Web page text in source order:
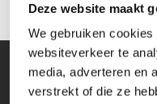
Deze website maakt
We gebruiken
websiteverkeer te
media, adverteren en
verstrekt of die ze